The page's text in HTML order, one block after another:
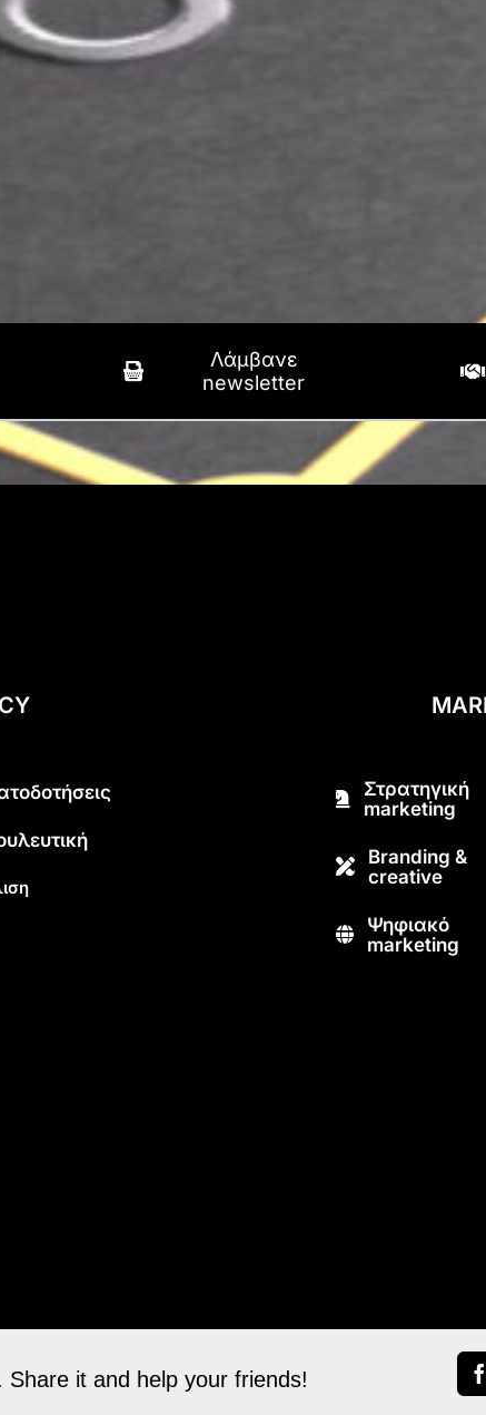
Λάμβανε
newsletter
Στρατηγική
marketing
Branding &
creative
Ψηφιακό
marketing
Share it and help your friends!